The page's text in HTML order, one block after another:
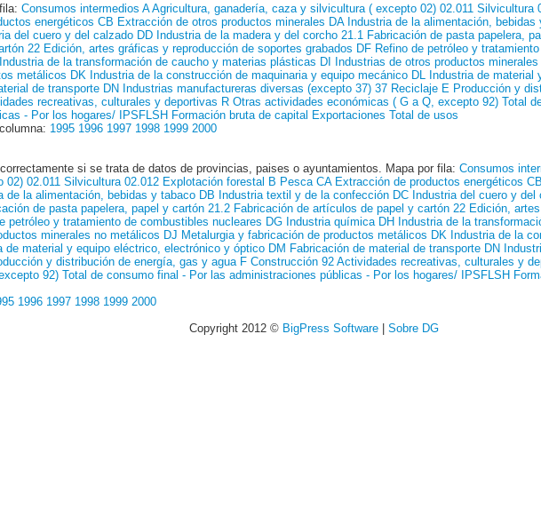
Consumos intermedios A Agricultura, ganadería, caza y silvicultura ( excepto 02) 02.011 Silvicultura
energéticos CB Extracción de otros productos minerales DA Industria de la alimentación, bebidas
del cuero y del calzado DD Industria de la madera y del corcho 21.1 Fabricación de pasta papelera,
22 Edición, artes gráficas y reproducción de soportes grabados DF Refino de petróleo y
de la transformación de caucho y materias plásticas DI Industrias de otros productos
metálicos DK Industria de la construcción de maquinaria y equipo mecánico DL Industria de material
de transporte DN Industrias manufactureras diversas (excepto 37) 37 Reciclaje E Producción y
recreativas, culturales y deportivas R Otras actividades económicas ( G a Q, excepto 92) Total
- Por los hogares/ IPSFLSH Formación bruta de capital Exportaciones Total de usos
1995 1996 1997 1998 1999 2000
si se trata de datos de provincias, paises o ayuntamientos. Mapa por fila: Consumos
02) 02.011 Silvicultura 02.012 Explotación forestal B Pesca CA Extracción de productos energéticos
de la alimentación, bebidas y tabaco DB Industria textil y de la confección DC Industria del cuero y del
de pasta papelera, papel y cartón 21.2 Fabricación de artículos de papel y cartón 22 Edición,
petróleo y tratamiento de combustibles nucleares DG Industria química DH Industria de la
minerales no metálicos DJ Metalurgia y fabricación de productos metálicos DK Industria de la
de material y equipo eléctrico, electrónico y óptico DM Fabricación de material de transporte DN
y distribución de energía, gas y agua F Construcción 92 Actividades recreativas, culturales y
92) Total de consumo final - Por las administraciones públicas - Por los hogares/ IPSFLSH
1996 1997 1998 1999 2000
Copyright 2012 © BigPress Software| Sobre DG